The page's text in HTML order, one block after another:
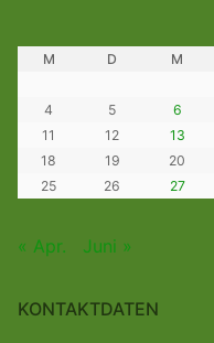
M D M
4
5 6
11
12 13
18
19 20
25
26 27
« Apr. Juni »
KONTAKTDATEN